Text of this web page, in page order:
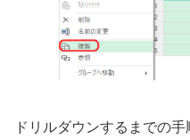
ドリルダウンするまでの